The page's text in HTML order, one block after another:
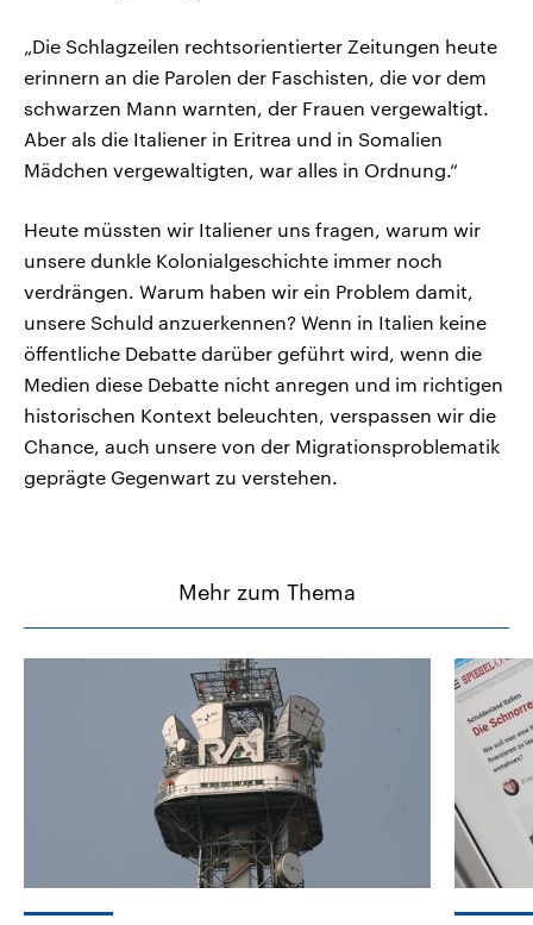
„Die Schlagzeilen rechtsorientierter Zeitungen heute
erinnern an die Parolen der Faschisten, die vor dem
schwarzen Mann warnten, der Frauen vergewaltigt.
Aber als die Italiener in Eritrea und in Somalien
Mädchen vergewaltigten, war alles in Ordnung.“
Heute müssten wir Italiener uns fragen, warum wir
unsere dunkle Kolonialgeschichte immer noch
verdrängen. Warum haben wir ein Problem damit,
unsere Schuld anzuerkennen? Wenn in Italien keine
öffentliche Debatte darüber geführt wird, wenn die
Medien diese Debatte nicht anregen und im richtigen
historischen Kontext beleuchten, verspassen wir die
Chance, auch unsere von der Migrationsproblematik
geprägte Gegenwart zu verstehen.
Mehr zum Thema